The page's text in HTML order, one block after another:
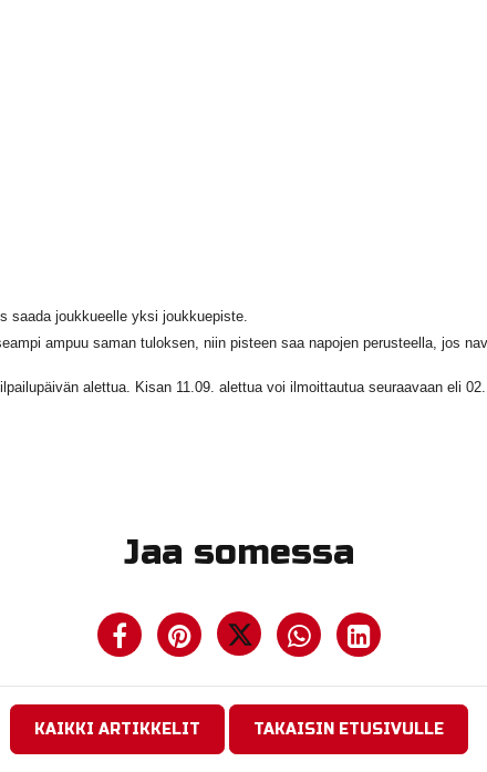
saada joukkueelle yksi joukkuepiste.
ampuu saman tuloksen, niin pisteen saa napojen perusteella, jos
alettua. Kisan 11.09. alettua voi ilmoittautua seuraavaan eli
Jaa somessa
KAIKKI ARTIKKELIT TAKAISIN ETUSIVULLE